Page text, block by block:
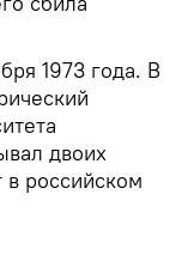
1973 года. В
двоих
российском